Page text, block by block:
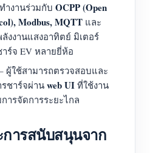
ำงานร่วมกับ OCPP (Open
Modbus, MQTT และ
ลังงานแสงอาทิตย์ มิเตอร์
ร์จ EV หลายยี่ห้อ
ผู้ใช้สามารถตรวจสอบและ
ชาร์จผ่าน web UI ที่ใช้งาน
ารจัดการระยะไกล
ารสนับสนุนจาก